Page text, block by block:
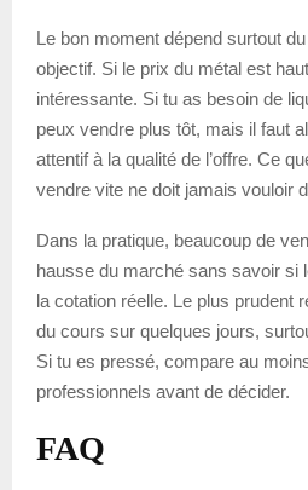
Le bon moment dépend surtout
objectif. Si le prix du métal est
intéressante. Si tu as besoin de
peux vendre plus tôt, mais il faut
attentif à la qualité de l’offre. Ce
vendre vite ne doit jamais vouloir
Dans la pratique, beaucoup de
hausse du marché sans savoir si
la cotation réelle. Le plus prudent
du cours sur quelques jours,
Si tu es pressé, compare au
professionnels avant de décider.
FAQ